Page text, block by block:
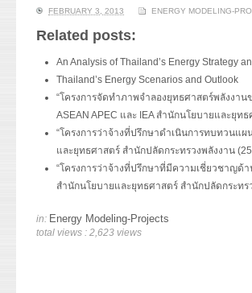
sectors. Our analyses
pending, non-
FEBRUARY 3, 2013 ENERGY MODELING-
Related posts:
An Analysis of Thailand’s Energy Strategy
Thailand’s Energy Scenarios and Outlook
“โครงการจัดทำภาพจำลองยุทธศาสตร์พลังงาน
ASEAN APEC และ IEA สำนักนโยบายและยุท
“โครงการว่าจ้างที่ปรึกษาดำเนินการทบทวนแ
และยุทธศาสตร์ สำนักปลัดกระทรวงพลังงาน
“โครงการว่าจ้างที่ปรึกษาที่มีความเชี่ยวชาญด้
สำนักนโยบายและยุทธศาสตร์ สำนักปลัดกระทร
in: Energy Modeling-Projects
total views : 2,623 views